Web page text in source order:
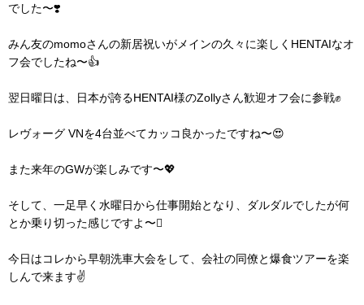
でした〜❣️
みん友のmomoさんの新居祝いがメインの久々に楽しくHENTAIなオ
フ会でしたね〜👍
翌日曜日は、日本が誇るHENTAI様のZollyさん歓迎オフ会に参戦✊
レヴォーグ VNを4台並べてカッコ良かったですね〜😍
また来年のGWが楽しみです〜💖
そして、一足早く水曜日から仕事開始となり、ダルダルでしたが何
とか乗り切った感じですよ〜
今日はコレから早朝洗車大会をして、会社の同僚と爆食ツアーを楽
しんで来ます✌️